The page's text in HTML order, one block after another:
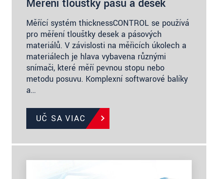
Měření tloušťky pásů a desek
Měřící systém thicknessCONTROL se používá
pro měření tloušťky desek a pásových
materiálů. V závislosti na měřicích úkolech a
materiálech je hlava vybavena různými
snímači, které měří pevnou stopu nebo
metodu posuvu. Komplexní softwarové balíky
a…
UČ SA VIAC